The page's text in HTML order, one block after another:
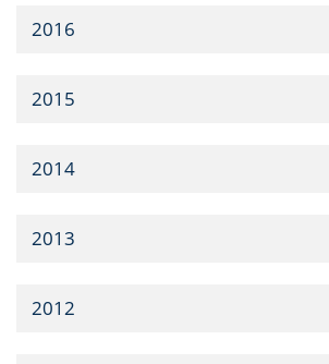
2016
2015
2014
2013
2012